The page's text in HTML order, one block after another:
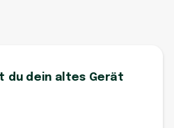
du dein altes Gerät